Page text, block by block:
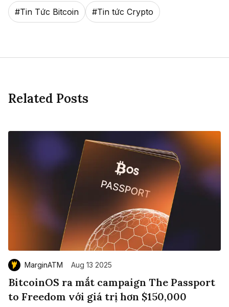
#Tin Tức Bitcoin #Tin tức Crypto
Related Posts
MarginATM Aug 13 2025
BitcoinOS ra mắt campaign The Passport
to Freedom với giá trị hơn $150,000